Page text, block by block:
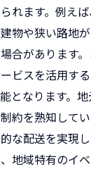
れます。例え
物や狭い路地
合があります
ビスを活用す
となります。地
約を熟知して
な配送を実現し
地域特有のイ